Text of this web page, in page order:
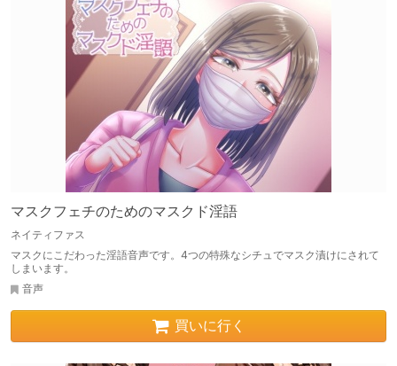
マスクフェチのためのマスクド淫語
ネイティファス
マスクにこだわった淫語音声です。4つの特殊なシチュでマスク漬けにされて
しまいます。
音声
買いに行く